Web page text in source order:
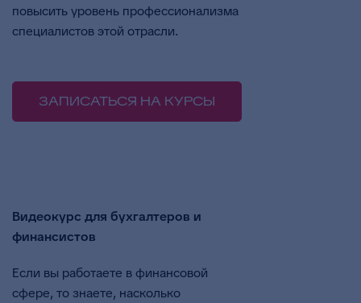
повысить уровень профессионализма
специалистов этой отрасли.
ЗАПИСАТЬСЯ НА КУРСЫ
Видеокурс для бухгалтеров и
финансистов
Если вы работаете в финансовой
сфере, то знаете, насколько